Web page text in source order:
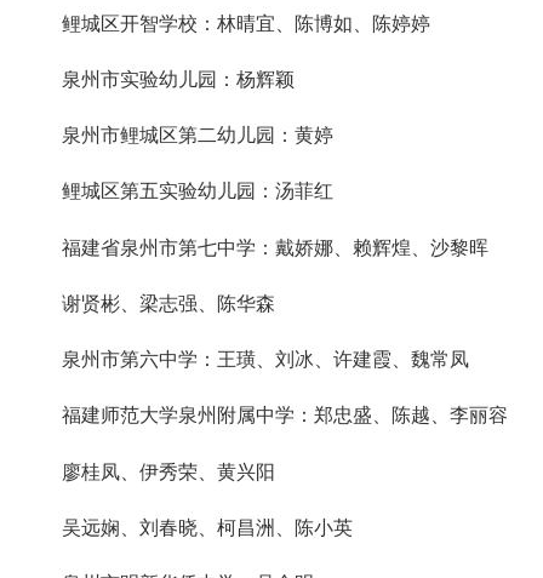
鲤城区开智学校：林晴宜、陈博如、陈婷婷
泉州市实验幼儿园：杨辉颖
泉州市鲤城区第二幼儿园：黄婷
鲤城区第五实验幼儿园：汤菲红
福建省泉州市第七中学：戴娇娜、赖辉煌、沙黎晖
谢贤彬、梁志强、陈华森
泉州市第六中学：王璜、刘冰、许建霞、魏常凤
福建师范大学泉州附属中学：郑忠盛、陈越、李丽容
廖桂凤、伊秀荣、黄兴阳
吴远娴、刘春晓、柯昌洲、陈小英